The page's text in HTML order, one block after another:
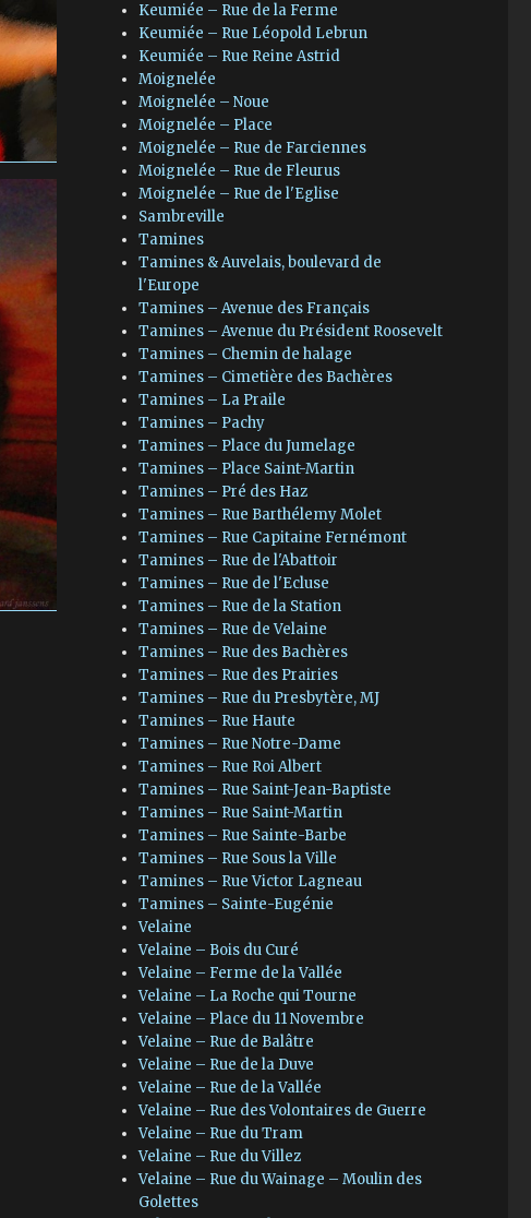
Keumiée – Rue de la Ferme
Keumiée – Rue Léopold Lebrun
Keumiée – Rue Reine Astrid
Moignelée
Moignelée – Noue
Moignelée – Place
Moignelée – Rue de Farciennes
Moignelée – Rue de Fleurus
Moignelée – Rue de l'Eglise
Sambreville
Tamines
Tamines & Auvelais, boulevard de
l'Europe
Tamines – Avenue des Français
Tamines – Avenue du Président Roosevelt
Tamines – Chemin de halage
Tamines – Cimetière des Bachères
Tamines – La Praile
Tamines – Pachy
Tamines – Place du Jumelage
Tamines – Place Saint-Martin
Tamines – Pré des Haz
Tamines – Rue Barthélemy Molet
Tamines – Rue Capitaine Fernémont
Tamines – Rue de l'Abattoir
Tamines – Rue de l'Ecluse
Tamines – Rue de la Station
Tamines – Rue de Velaine
Tamines – Rue des Bachères
Tamines – Rue des Prairies
Tamines – Rue du Presbytère, MJ
Tamines – Rue Haute
Tamines – Rue Notre-Dame
Tamines – Rue Roi Albert
Tamines – Rue Saint-Jean-Baptiste
Tamines – Rue Saint-Martin
Tamines – Rue Sainte-Barbe
Tamines – Rue Sous la Ville
Tamines – Rue Victor Lagneau
Tamines – Sainte-Eugénie
Velaine
Velaine – Bois du Curé
Velaine – Ferme de la Vallée
Velaine – La Roche qui Tourne
Velaine – Place du 11 Novembre
Velaine – Rue de Balâtre
Velaine – Rue de la Duve
Velaine – Rue de la Vallée
Velaine – Rue des Volontaires de Guerre
Velaine – Rue du Tram
Velaine – Rue du Villez
Velaine – Rue du Wainage – Moulin des
Golettes